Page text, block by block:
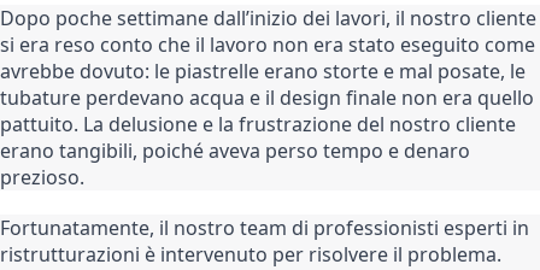
Dopo poche settimane dall’inizio dei lavori, il nostro cliente
si era reso conto che il lavoro non era stato eseguito come
avrebbe dovuto: le piastrelle erano storte e mal posate, le
tubature perdevano acqua e il design finale non era quello
pattuito. La delusione e la frustrazione del nostro cliente
erano tangibili, poiché aveva perso tempo e denaro
prezioso.
Fortunatamente, il nostro team di professionisti esperti in
ristrutturazioni è intervenuto per risolvere il problema.